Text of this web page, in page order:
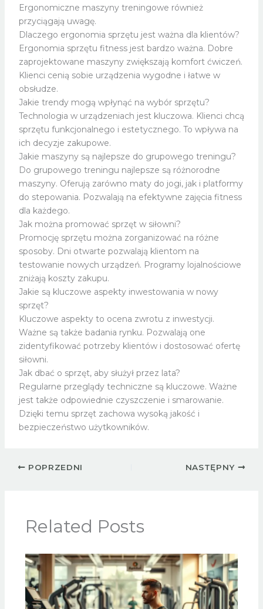
Ergonomiczne maszyny treningowe również
przyciągają uwagę.
Dlaczego ergonomia sprzętu jest ważna dla klientów?
Ergonomia sprzętu fitness jest bardzo ważna. Dobre
zaprojektowane maszyny zwiększają komfort ćwiczeń.
Klienci cenią sobie urządzenia wygodne i łatwe w
obsłudze.
Jakie trendy mogą wpłynąć na wybór sprzętu?
Technologia w urządzeniach jest kluczowa. Klienci chcą
sprzętu funkcjonalnego i estetycznego. To wpływa na
ich decyzje zakupowe.
Jakie maszyny są najlepsze do grupowego treningu?
Do grupowego treningu najlepsze są różnorodne
maszyny. Oferują zarówno maty do jogi, jak i platformy
do stepowania. Pozwalają na efektywne zajęcia fitness
dla każdego.
Jak można promować sprzęt w siłowni?
Promocję sprzętu można zorganizować na różne
sposoby. Dni otwarte pozwalają klientom na
testowanie nowych urządzeń. Programy lojalnościowe
zniżają koszty zakupu.
Jakie są kluczowe aspekty inwestowania w nowy
sprzęt?
Kluczowe aspekty to ocena zwrotu z inwestycji.
Ważne są także badania rynku. Pozwalają one
zidentyfikować potrzeby klientów i dostosować ofertę
siłowni.
Jak dbać o sprzęt, aby służył przez lata?
Regularne przeglądy techniczne są kluczowe. Ważne
jest także odpowiednie czyszczenie i smarowanie.
Dzięki temu sprzęt zachowa wysoką jakość i
bezpieczeństwo użytkowników.
POPRZEDNI NASTĘPNY
Related Posts